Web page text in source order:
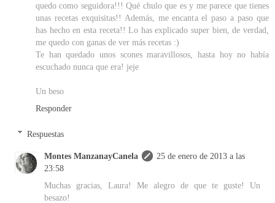
quedo como seguidora!!! Qué chulo que es y me parece que tienes
unas recetas exquisitas!! Además, me encanta el paso a paso que
has hecho en esta receta!! Lo has explicado super bien, de verdad,
me quedo con ganas de ver más recetas :)
Te han quedado unos scones maravillosos, hasta hoy no había
escuchado nunca que era! jeje
Un beso
Responder
Respuestas
Montes ManzanayCanela
25 de enero de 2013 a las
23:58
Muchas gracias, Laura! Me alegro de que te guste! Un
besazo!